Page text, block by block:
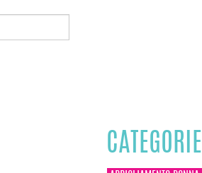
CATEGORIE